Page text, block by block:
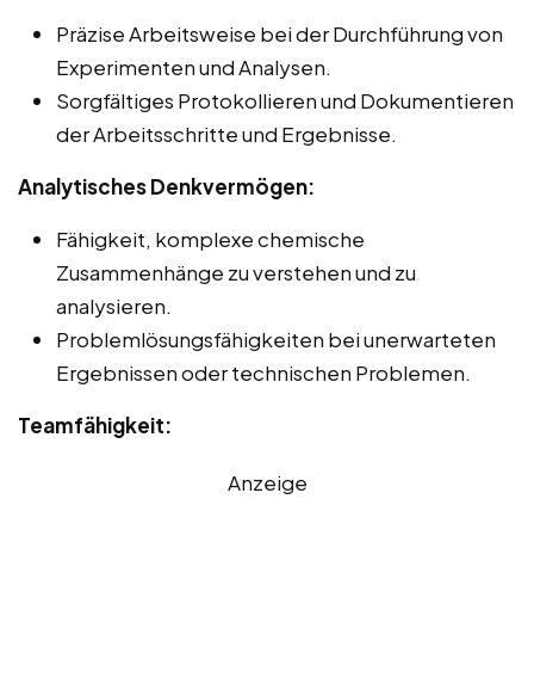
Präzise Arbeitsweise bei der Durchführung von
Experimenten und Analysen.
Sorgfältiges Protokollieren und Dokumentieren
der Arbeitsschritte und Ergebnisse.
Analytisches Denkvermögen:
Fähigkeit, komplexe chemische
Zusammenhänge zu verstehen und zu
analysieren.
Problemlösungsfähigkeiten bei unerwarteten
Ergebnissen oder technischen Problemen.
Teamfähigkeit:
Anzeige